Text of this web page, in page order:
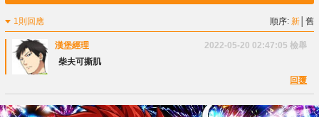
1則回應 順序:新 │舊
漢堡經理 2022-05-20 02:47:05 檢舉
柴夫可撕肌
回覆